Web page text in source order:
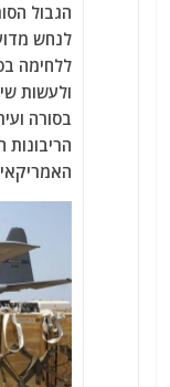
הגבול
לנחש
ללחימה
ולעשות
בסורה
הריבונות